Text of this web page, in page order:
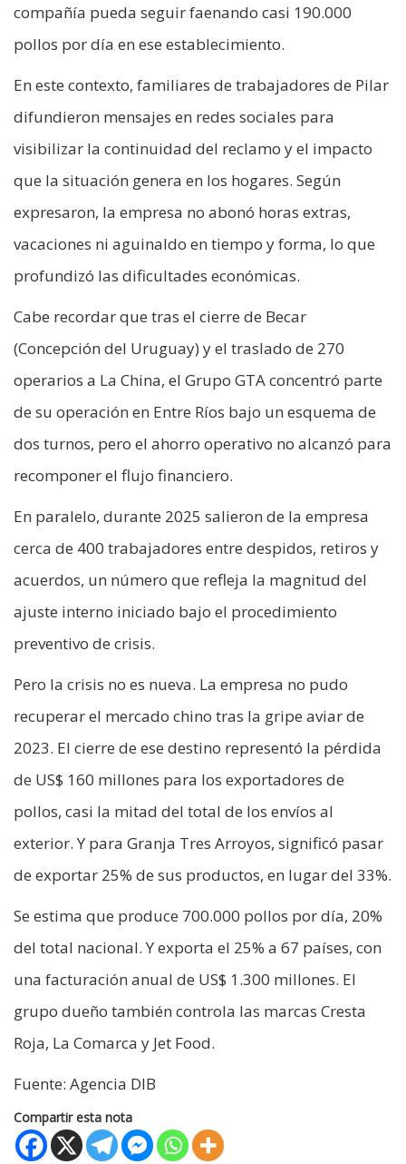
compañía pueda seguir faenando casi 190.000
pollos por día en ese establecimiento.
En este contexto, familiares de trabajadores de Pilar
difundieron mensajes en redes sociales para
visibilizar la continuidad del reclamo y el impacto
que la situación genera en los hogares. Según
expresaron, la empresa no abonó horas extras,
vacaciones ni aguinaldo en tiempo y forma, lo que
profundizó las dificultades económicas.
Cabe recordar que tras el cierre de Becar
(Concepción del Uruguay) y el traslado de 270
operarios a La China, el Grupo GTA concentró parte
de su operación en Entre Ríos bajo un esquema de
dos turnos, pero el ahorro operativo no alcanzó para
recomponer el flujo financiero.
En paralelo, durante 2025 salieron de la empresa
cerca de 400 trabajadores entre despidos, retiros y
acuerdos, un número que refleja la magnitud del
ajuste interno iniciado bajo el procedimiento
preventivo de crisis.
Pero la crisis no es nueva. La empresa no pudo
recuperar el mercado chino tras la gripe aviar de
2023. El cierre de ese destino representó la pérdida
de US$ 160 millones para los exportadores de
pollos, casi la mitad del total de los envíos al
exterior. Y para Granja Tres Arroyos, significó pasar
de exportar 25% de sus productos, en lugar del 33%.
Se estima que produce 700.000 pollos por día, 20%
del total nacional. Y exporta el 25% a 67 países, con
una facturación anual de US$ 1.300 millones. El
grupo dueño también controla las marcas Cresta
Roja, La Comarca y Jet Food.
Fuente: Agencia DIB
Compartir esta nota